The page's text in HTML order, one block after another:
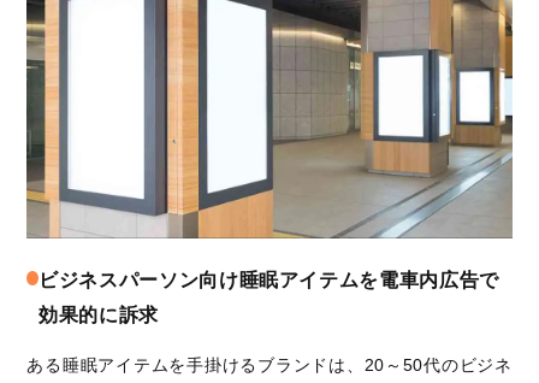
ビジネスパーソン向け睡眠アイテムを電車内広告で
効果的に訴求
ある睡眠アイテムを手掛けるブランドは、20～50代のビジネ